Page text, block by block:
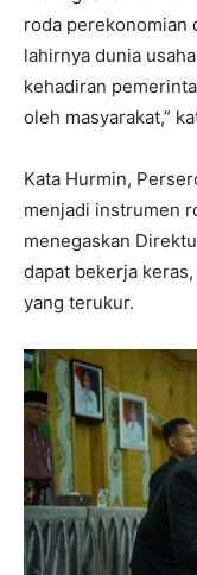
roda perekonomian
lahirnya dunia
kehadiran
oleh masyarakat,”
Kata Hurmin,
menjadi instrumen
menegaskan
dapat bekerja
yang terukur.